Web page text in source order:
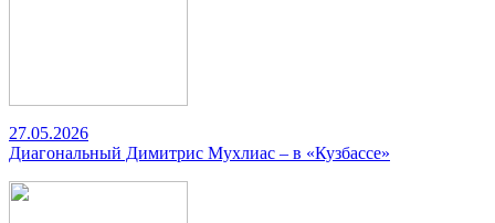
27.05.2026
Диагональный Димитрис Мухлиас – в «Кузбассе»